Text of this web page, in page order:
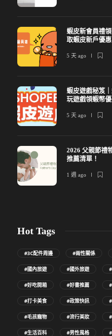
蝦皮新會員禮
取蝦皮新戶優惠
5 天 ago
蝦皮遊戲秘笈
玩遊戲領蝦幣優
5 天 ago
2026 父親節禮
推薦清單！
1 週 ago
Hot Tags
#3C配件周邊 #兩性關係
#國內旅遊 #國外旅遊
#好吃開箱 #好書推薦
#打卡美食 #政策快訊
#毛孩寵物 #流行美妝
#生活百科 #男性風格